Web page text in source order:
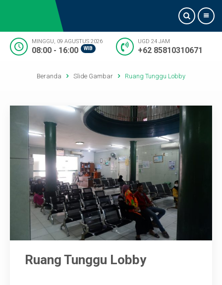
Informasi Dokter
Pelayanan
Artikel
Kontak Kami
MINGGU, 09 AGUSTUS 2026
08:00 - 16:00 WIB
UGD 24 JAM
+62 85810310671
Beranda Slide Gambar Ruang Tunggu Lobby
Ruang Tunggu Lobby